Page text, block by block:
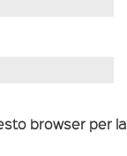
browser per la